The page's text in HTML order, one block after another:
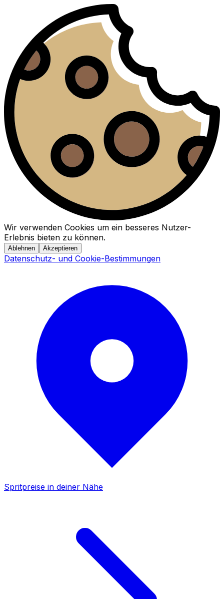
Wir verwenden Cookies um ein besseres Nutzer-
Erlebnis bieten zu können.
Ablehnen Akzeptieren
Datenschutz- und Cookie-Bestimmungen
Spritpreise in deiner Nähe